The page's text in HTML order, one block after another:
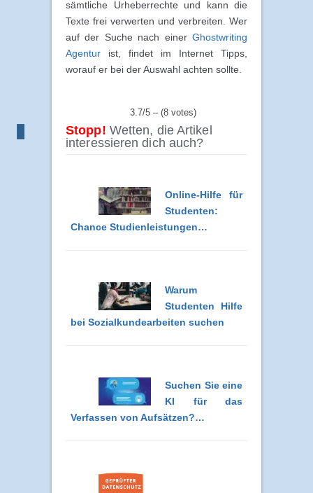
sämtliche Urheberrechte und kann die
Texte frei verwerten und verbreiten. Wer
auf der Suche nach einer Ghostwriting
Agentur ist, findet im Internet Tipps,
worauf er bei der Auswahl achten sollte.
3.7/5 – (8 votes)
Stopp! Wetten, die Artikel
interessieren dich auch?
Online-Hilfe für
Studenten:
Chance Studienleistungen…
Warum
Studenten Hilfe
bei Sozialkundearbeiten suchen
Suchen Sie eine
KI für das
Verfassen von Aufsätzen?…